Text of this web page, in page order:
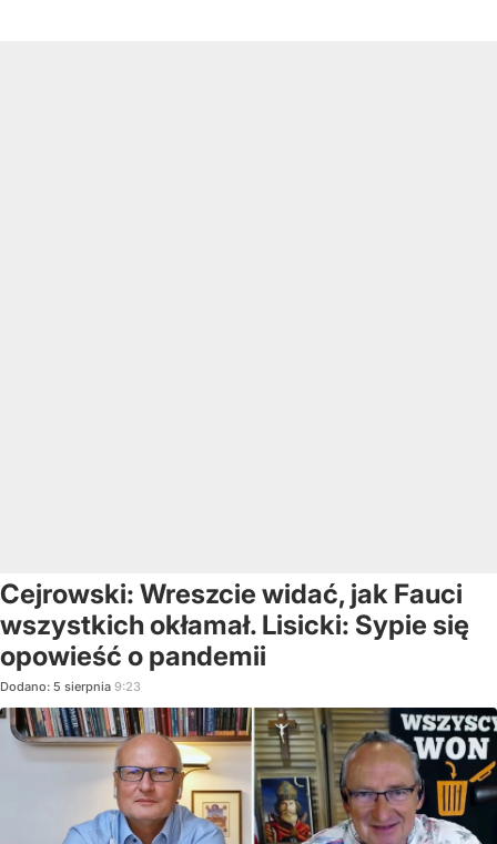
Cejrowski: Wreszcie widać, jak Fauci
wszystkich okłamał. Lisicki: Sypie się
opowieść o pandemii
Dodano: 5 sierpnia 9:23